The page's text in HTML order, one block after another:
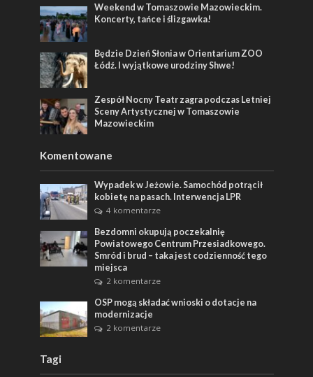
Weekend w Tomaszowie Mazowieckim.
Koncerty, tańce i ślizgawka!
Będzie Dzień Słonia w Orientarium ZOO
Łódź. I wyjątkowe urodziny Shwe!
Zespół Nocny Teatr zagra podczas Letniej
Sceny Artystycznej w Tomaszowie
Mazowieckim
Komentowane
Wypadek w Jeżowie. Samochód potrącił
kobietę na pasach. Interwencja LPR
4 komentarze
Bezdomni okupują poczekalnię
Powiatowego Centrum Przesiadkowego.
Smród i brud – taka jest codzienność tego
miejsca
2 komentarze
OSP mogą składać wnioski o dotacje na
modernizacje
2 komentarze
Tagi